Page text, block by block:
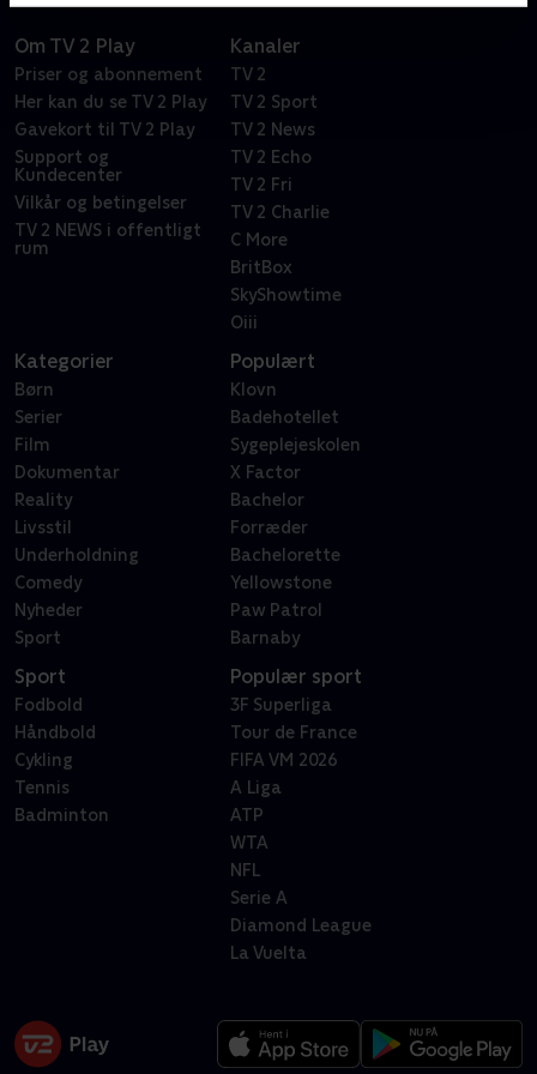
Om TV 2 Play
Priser og abonnement
Her kan du se TV 2 Play
Gavekort til TV 2 Play
Support og
Kundecenter
Vilkår og betingelser
TV 2 NEWS i offentligt
rum
Kanaler
TV 2
TV 2 Sport
TV 2 News
TV 2 Echo
TV 2 Fri
TV 2 Charlie
C More
BritBox
SkyShowtime
Oiii
Kategorier
Børn
Serier
Film
Dokumentar
Reality
Livsstil
Underholdning
Comedy
Nyheder
Sport
Populært
Klovn
Badehotellet
Sygeplejeskolen
X Factor
Bachelor
Forræder
Bachelorette
Yellowstone
Paw Patrol
Barnaby
Sport
Fodbold
Håndbold
Cykling
Tennis
Badminton
Populær sport
3F Superliga
Tour de France
FIFA VM 2026
A Liga
ATP
WTA
NFL
Serie A
Diamond League
La Vuelta